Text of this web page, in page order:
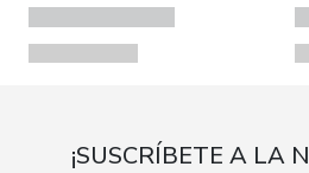
¡SUSCRÍBETE A LA